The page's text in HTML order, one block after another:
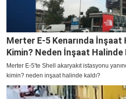
Merter E-5 Kenarında İnşaat
Kimin? Neden İnşaat Halinde
Merter E-5'te Shell akaryakıt istasyonu
kimin? neden inşaat halinde kaldı?